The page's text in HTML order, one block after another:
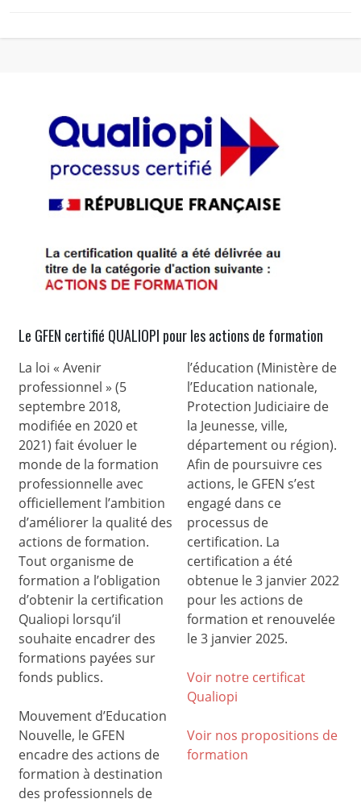
Le GFEN certifié QUALIOPI pour les actions de formation
La loi « Avenir
professionnel » (5
septembre 2018,
modifiée en 2020 et
2021) fait évoluer le
monde de la formation
professionnelle avec
officiellement l’ambition
d’améliorer la qualité des
actions de formation.
Tout organisme de
formation a l’obligation
d’obtenir la certification
Qualiopi lorsqu’il
souhaite encadrer des
formations payées sur
fonds publics.
Mouvement d’Education
Nouvelle, le GFEN
encadre des actions de
formation à destination
des professionnels de
l’éducation (Ministère de
l’Education nationale,
Protection Judiciaire de
la Jeunesse, ville,
département ou région).
Afin de poursuivre ces
actions, le GFEN s’est
engagé dans ce
processus de
certification. La
certification a été
obtenue le 3 janvier 2022
pour les actions de
formation et renouvelée
le 3 janvier 2025.
Voir notre certificat
Qualiopi
Voir nos propositions de
formation